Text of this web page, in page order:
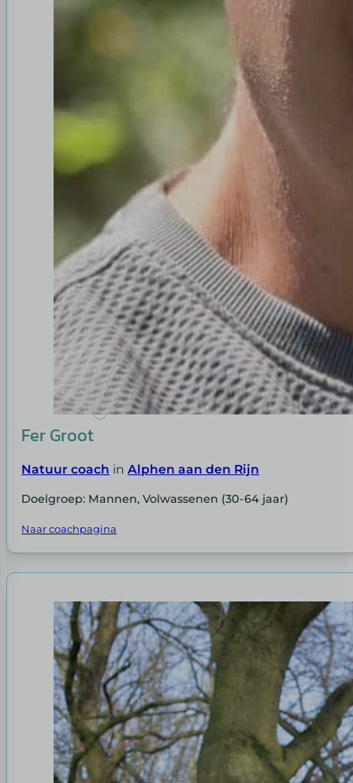
Fer Groot
Natuur coach inAlphen aan den Rijn
Doelgroep: Mannen, Volwassenen (30-64 jaar)
Naar coachpagina